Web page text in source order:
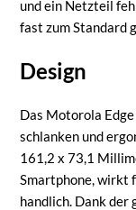
und ein Netzteil
fast zum Standard
Design
Das Motorola
schlanken und
161,2 x 73,1
Smartphone, wirkt
handlich. Dank